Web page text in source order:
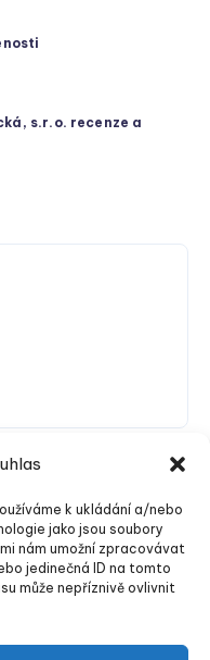
k ukládání a/nebo
jako jsou soubory
nám umožní zpracovávat
jedinečná ID na tomto
může nepříznivě ovlivnit
s.r.o. recenze a